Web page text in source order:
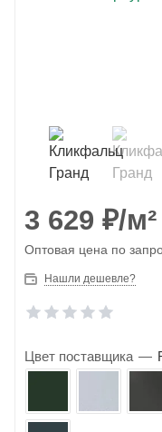
3 629 ₽/м²
Оптовая цена по
Нашли дешевле?
Цвет поставщика —